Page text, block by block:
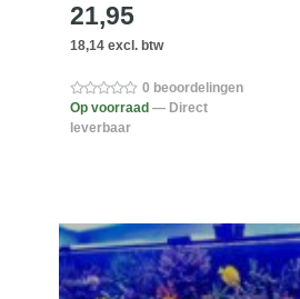
21,95
18,14 excl. btw
0 beoordelingen
Op voorraad — Direct
leverbaar